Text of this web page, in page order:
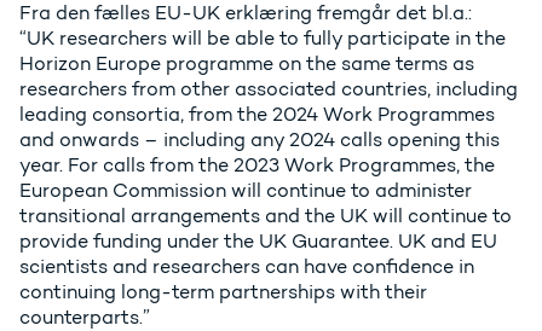
Fra den fælles EU-UK erklæring fremgår det bl.a.:
“UK researchers will be able to fully participate in the
Horizon Europe programme on the same terms as
researchers from other associated countries, including
leading consortia, from the 2024 Work Programmes
and onwards – including any 2024 calls opening this
year. For calls from the 2023 Work Programmes, the
European Commission will continue to administer
transitional arrangements and the UK will continue to
provide funding under the UK Guarantee. UK and EU
scientists and researchers can have confidence in
continuing long-term partnerships with their
counterparts.”